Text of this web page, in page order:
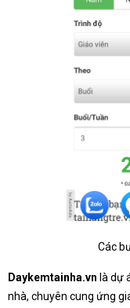
Các
Daykemtainha.vn là dự
nhà, chuyên cung ứng